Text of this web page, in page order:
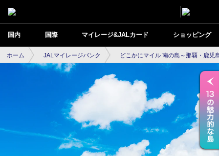
国内 国際 マイレージ&JALカード ショッピング
ホーム JALマイレージバンク どこかにマイル 南の島～那覇・鹿児